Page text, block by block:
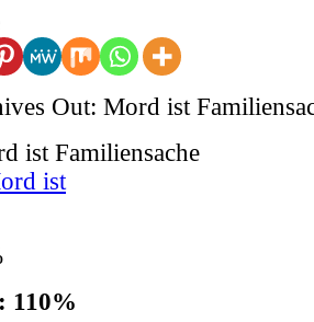
Out: Mord ist
ist Familiensache
110%